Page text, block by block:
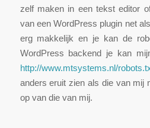
zelf maken in een tekst editor
van een WordPress plugin net
erg makkelijk en je kan de
WordPress backend je kan
http://www.mtsystems.nl/
anders eruit zien als die van mij
op van die van mij.